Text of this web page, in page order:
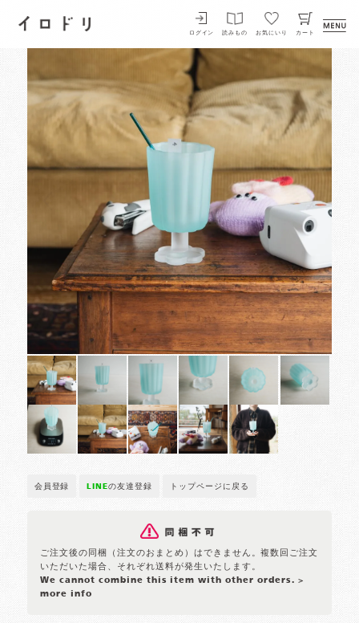
イロドリ
ログイン 読みもの お気にいり カート
会員登録 LINEの友達登録 トップページに戻る
ご注文後の同梱（注文のおまとめ）はできません。複数回ご注文
いただいた場合、それぞれ送料が発生いたします。
We cannot combine this item with other orders. >
more info